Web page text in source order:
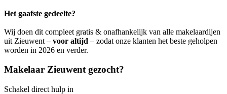
Het gaafste gedeelte?
Wij doen dit compleet gratis & onafhankelijk van alle makelaardijen
uit Zieuwent – voor altijd – zodat onze klanten het beste geholpen
worden in 2026 en verder.
Makelaar Zieuwent gezocht?
Schakel direct hulp in